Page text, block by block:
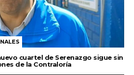
cuartel de Serenazgo sigue sin
de la Contraloría